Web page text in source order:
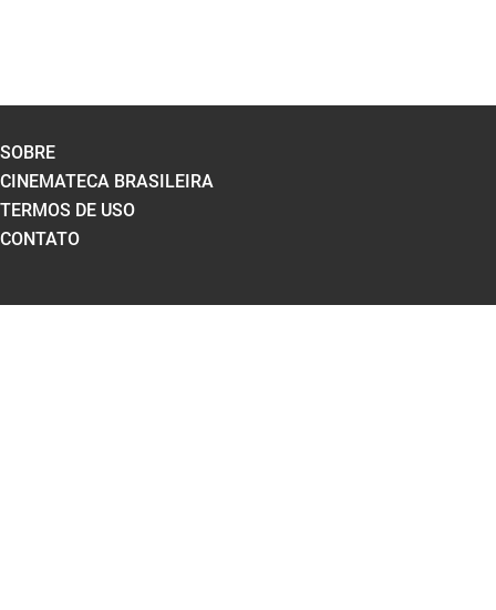
SOBRE
CINEMATECA BRASILEIRA
TERMOS DE USO
CONTATO